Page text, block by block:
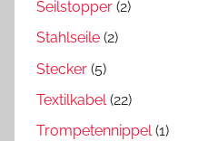
Seilstopper (2)
Stahlseile (2)
Stecker (5)
Textilkabel(22)
Trompetennippel(1)